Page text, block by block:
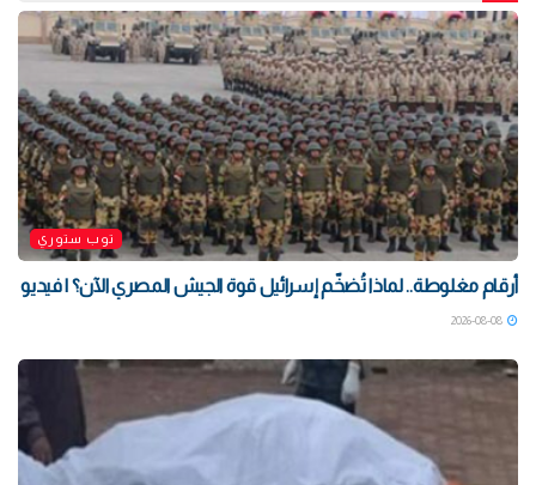
توب ستوري
أرقام مغلوطة.. لماذا تُضخّم إسرائيل قوة الجيش المصري الآن؟ | فيديو